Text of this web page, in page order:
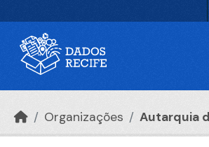
Organizações Autarquia